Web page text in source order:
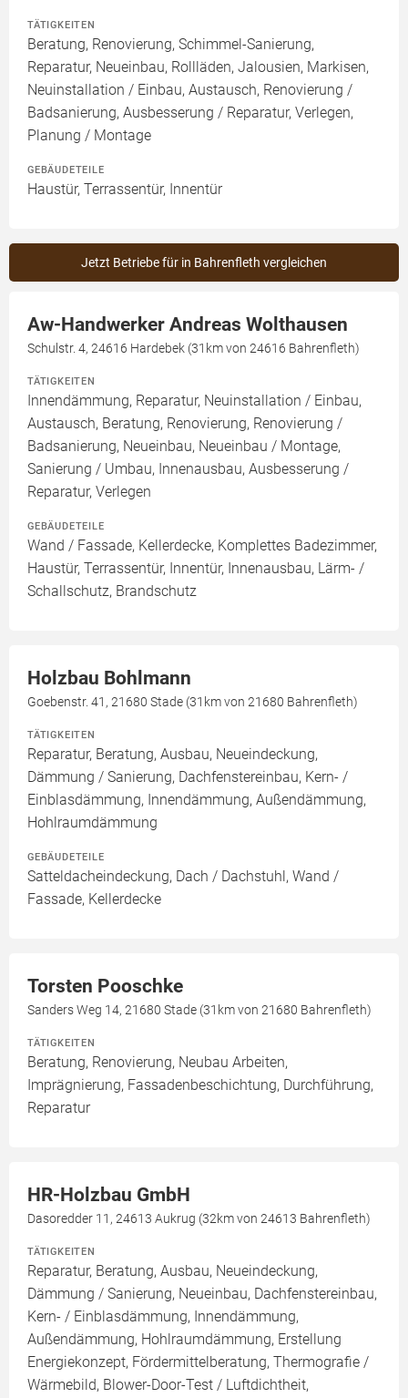
TÄTIGKEITEN
Beratung, Renovierung, Schimmel-Sanierung,
Reparatur, Neueinbau, Rollläden, Jalousien, Markisen,
Neuinstallation / Einbau, Austausch, Renovierung /
Badsanierung, Ausbesserung / Reparatur, Verlegen,
Planung / Montage
GEBÄUDETEILE
Haustür, Terrassentür, Innentür
Jetzt Betriebe für in Bahrenfleth vergleichen
Aw-Handwerker Andreas Wolthausen
Schulstr. 4, 24616 Hardebek (31km von 24616 Bahrenfleth)
TÄTIGKEITEN
Innendämmung, Reparatur, Neuinstallation / Einbau,
Austausch, Beratung, Renovierung, Renovierung /
Badsanierung, Neueinbau, Neueinbau / Montage,
Sanierung / Umbau, Innenausbau, Ausbesserung /
Reparatur, Verlegen
GEBÄUDETEILE
Wand / Fassade, Kellerdecke, Komplettes Badezimmer,
Haustür, Terrassentür, Innentür, Innenausbau, Lärm- /
Schallschutz, Brandschutz
Holzbau Bohlmann
Goebenstr. 41, 21680 Stade (31km von 21680 Bahrenfleth)
TÄTIGKEITEN
Reparatur, Beratung, Ausbau, Neueindeckung,
Dämmung / Sanierung, Dachfenstereinbau, Kern- /
Einblasdämmung, Innendämmung, Außendämmung,
Hohlraumdämmung
GEBÄUDETEILE
Satteldacheindeckung, Dach / Dachstuhl, Wand /
Fassade, Kellerdecke
Torsten Pooschke
Sanders Weg 14, 21680 Stade (31km von 21680 Bahrenfleth)
TÄTIGKEITEN
Beratung, Renovierung, Neubau Arbeiten,
Imprägnierung, Fassadenbeschichtung, Durchführung,
Reparatur
HR-Holzbau GmbH
Dasoredder 11, 24613 Aukrug (32km von 24613 Bahrenfleth)
TÄTIGKEITEN
Reparatur, Beratung, Ausbau, Neueindeckung,
Dämmung / Sanierung, Neueinbau, Dachfenstereinbau,
Kern- / Einblasdämmung, Innendämmung,
Außendämmung, Hohlraumdämmung, Erstellung
Energiekonzept, Fördermittelberatung, Thermografie /
Wärmebild, Blower-Door-Test / Luftdichtheit,